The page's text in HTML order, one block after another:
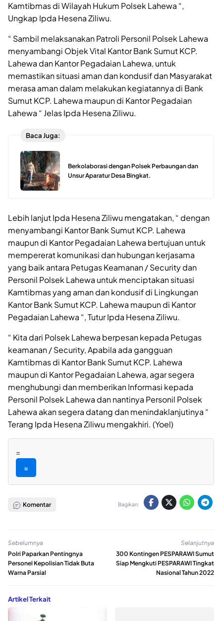
Kamtibmas di Wilayah Hukum Polsek Lahewa “,
Ungkap Ipda Hesena Ziliwu.
“ Sambil melaksanakan Patroli Personil Polsek Lahewa
menyambangi Objek Vital Kantor Bank Sumut KCP.
Lahewa dan Kantor Pegadaian Lahewa, untuk
memastikan situasi aman dan kondusif dan Masyarakat
merasa aman dalam melakukan kegiatannya di Bank
Sumut KCP. Lahewa maupun di Kantor Pegadaian
Lahewa “ Jelas Ipda Hesena Ziliwu.
Baca Juga:
Berkolaborasi dengan Polsek Perbaungan dan
Unsur Aparatur Desa Bingkat.
Lebih lanjut Ipda Hesena Ziliwu mengatakan, “ dengan
menyambangi Kantor Bank Sumut KCP. Lahewa
maupun di Kantor Pegadaian Lahewa bertujuan untuk
mempererat komunikasi dan hubungan kerjasama
yang baik antara Petugas Keamanan / Security dan
Personil Polsek Lahewa untuk menciptakan situasi
Kamtibmas yang aman dan kondusif di Lingkungan
Kantor Bank Sumut KCP. Lahewa maupun di Kantor
Pegadaian Lahewa “, Tutur Ipda Hesena Ziliwu.
“ Kita dari Polsek Lahewa berpesan kepada Petugas
keamanan / Security, Apabila ada gangguan
Kamtibmas di Kantor Bank Sumut KCP. Lahewa
maupun di Kantor Pegadaian Lahewa, agar segera
menghubungi dan memberikan Informasi kepada
Personil Polsek Lahewa dan nantinya Personil Polsek
Lahewa akan segera datang dan menindaklanjutinya “
Terang Ipda Hesena Ziliwu mengakhiri. (Yoel)
=
=
Komentar Bagikan:
Sebelumnya
Polri Paparkan Pentingnya
Personel Kepolisian Tidak Buta
Warna Parsial
Selanjutnya
300 Kontingen PESPARAWI Sumut
Siap Mengkuti PESPARAWI Tingkat
Nasional Tahun 2022
Artikel Terkait